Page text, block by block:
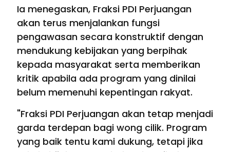
Ia menegaskan, Fraksi PDI Perjuangan
akan terus menjalankan fungsi
pengawasan secara konstruktif dengan
mendukung kebijakan yang berpihak
kepada masyarakat serta memberikan
kritik apabila ada program yang dinilai
belum memenuhi kepentingan rakyat.
"Fraksi PDI Perjuangan akan tetap menjadi
garda terdepan bagi wong cilik. Program
yang baik tentu kami dukung, tetapi jika